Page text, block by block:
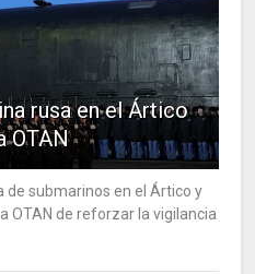
rusa en el Ártico
OTAN
de submarinos en el Ártico y
OTAN de reforzar la vigilancia